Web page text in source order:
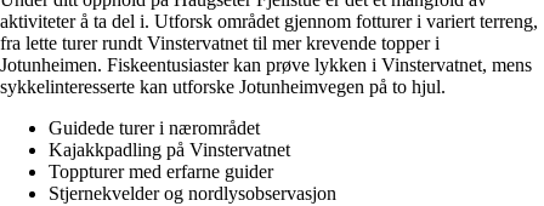
aktiviteter å ta del i. Utforsk området gjennom fotturer i variert terreng,
fra lette turer rundt Vinstervatnet til mer krevende topper i
Jotunheimen. Fiskeentusiaster kan prøve lykken i Vinstervatnet, mens
sykkelinteresserte kan utforske Jotunheimvegen på to hjul.
Guidede turer i nærområdet
Kajakkpadling på Vinstervatnet
Toppturer med erfarne guider
Stjernekvelder og nordlysobservasjon